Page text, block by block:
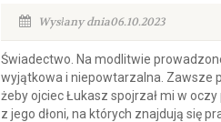
Wysłany dnia06.10.2023
Świadectwo. Na modlitwie
wyjątkowa i niepowtarzalna. Zawsze
żeby ojciec Łukasz spojrzał mi w
z jego dłoni, na których znajdują się